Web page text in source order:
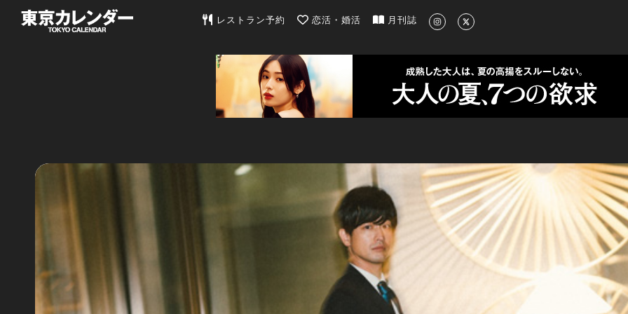
東京カレンダー | 最新のグルメ、洗練されたライフスタイル情報
レストラン予約 恋活・婚活 月刊誌